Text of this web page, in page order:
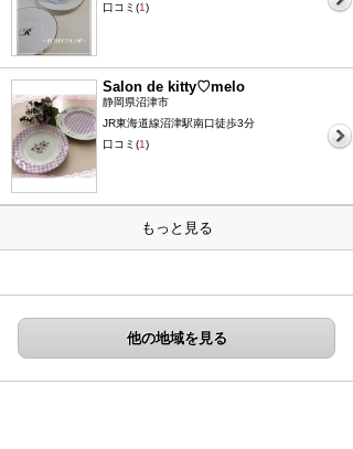
口コミ(1)
Salon de kitty♡melo
静岡県沼津市
JR東海道線沼津駅南口徒歩3分
口コミ(1)
もっと見る
他の地域を見る